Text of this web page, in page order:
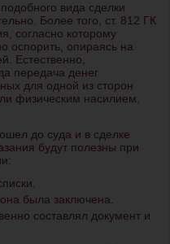
вида сделки
Более того, ст. 812 ГК
согласно которому
оспорить, опираясь на
Естественно,
передача денег
для одной из сторон
физическим насилием,
до суда и в сделке
будут полезны при
была заключена.
составлял документ и